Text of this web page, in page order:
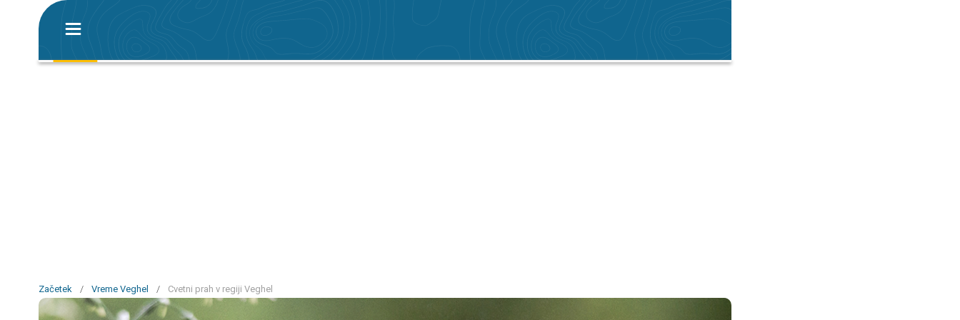
Začetek / Vreme Veghel / Cvetni prah v regiji Veghel